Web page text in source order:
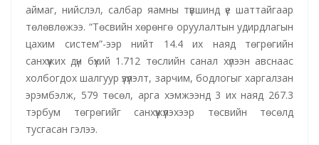
аймаг, нийслэл, салбар яамны түвшинд үе шаттайгаар
төлөвлөжээ. “Төсвийн хөрөнгө оруулалтын удирдлагын
цахим систем”-ээр нийт 14.4 их наяд төгрөгийн
санхүүжих дүн бүхий 1.712 төслийн санал хүлээн авснаас
холбогдох шалгуур үзүүлэлт, зарчим, бодлогыг харгалзан
эрэмбэлж, 579 төсөл, арга хэмжээнд 3 их наяд 267.3
тэрбум төгрөгийг санхүүжүүлэхээр төсвийн төсөлд
тусгасан гэлээ.